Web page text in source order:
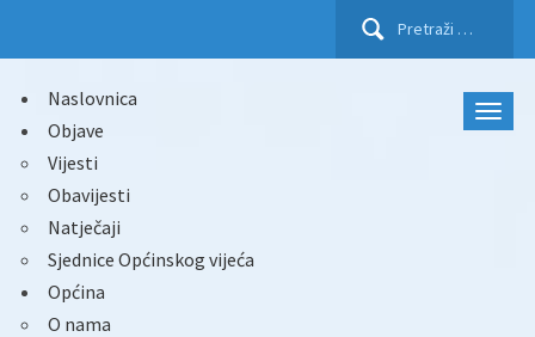
Pretraži:
Naslovnica
Objave
Vijesti
Obavijesti
Natječaji
Sjednice Općinskog vijeća
Općina
O nama